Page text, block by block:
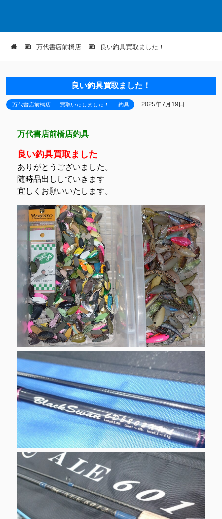
万代書店前橋店 良い釣具買取ました！
良い釣具買取ました！
万代書店前橋店 買取いたしました！ 釣具 2025年7月19日
万代書店前橋店釣具
良い釣具買取ました
ありがとうございました。
随時品出ししていきます
宜しくお願いいたします。